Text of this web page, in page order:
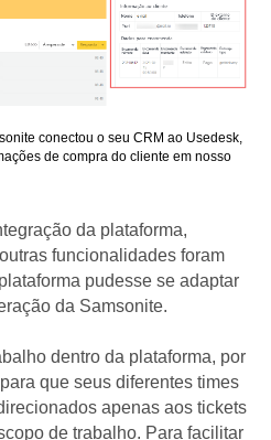
conectou o seu CRM ao Usedesk,
de compra do cliente em nosso
da plataforma,
funcionalidades foram
pudesse se adaptar
da Samsonite.
dentro da plataforma, por
que seus diferentes times
apenas aos tickets
de trabalho. Para facilitar